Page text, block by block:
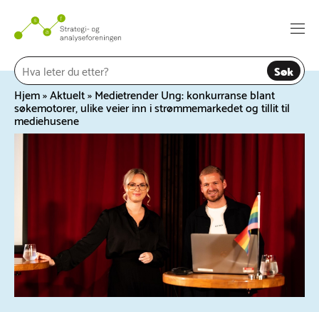
innhold
Søk
Hjem»Aktuelt»Medietrender Ung: konkurranse blant
søkemotorer, ulike veier inn i strømmemarkedet og tillit til
mediehusene